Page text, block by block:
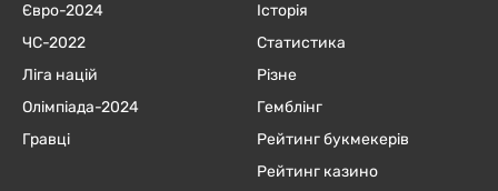
Євро-2024
ЧC-2022
Ліга націй
Олімпіада-2024
Гравці
Історія
Статистика
Різне
Гемблінг
Рейтинг букмекерів
Рейтинг казино